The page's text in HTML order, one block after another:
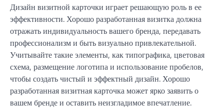
Дизайн визитной карточки играет решающую роль в ее
эффективности. Хорошо разработанная визитка должна
отражать индивидуальность вашего бренда, передавать
профессионализм и быть визуально привлекательной.
Учитывайте такие элементы, как типографика, цветовая
схема, размещение логотипа и использование пробелов,
чтобы создать чистый и эффектный дизайн. Хорошо
разработанная визитная карточка может ярко заявить о
вашем бренде и оставить неизгладимое впечатление.